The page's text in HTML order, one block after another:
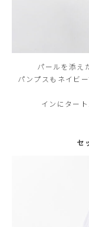
パールを添え
パンプスもネイビ
インにター
セ